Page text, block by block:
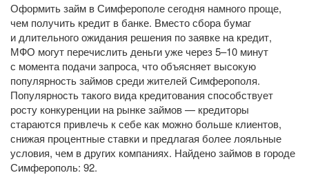
Оформить займ в Симферополе сегодня намного проще,
чем получить кредит в банке. Вместо сбора бумаг
и длительного ожидания решения по заявке на кредит,
МФО могут перечислить деньги уже через 5–10 минут
с момента подачи запроса, что объясняет высокую
популярность займов среди жителей Симферополя.
Популярность такого вида кредитования способствует
росту конкуренции на рынке займов — кредиторы
стараются привлечь к себе как можно больше клиентов,
снижая процентные ставки и предлагая более лояльные
условия, чем в других компаниях. Найдено займов в городе
Симферополь: 92.